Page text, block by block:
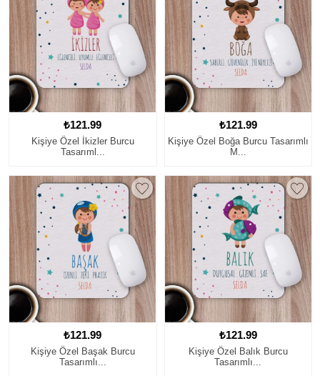
₺121.99
Kişiye Özel İkizler Burcu
Tasarıml...
₺121.99
Kişiye Özel Boğa Burcu Tasarımlı
M...
₺121.99
Kişiye Özel Başak Burcu
Tasarımlı...
₺121.99
Kişiye Özel Balık Burcu
Tasarımlı...